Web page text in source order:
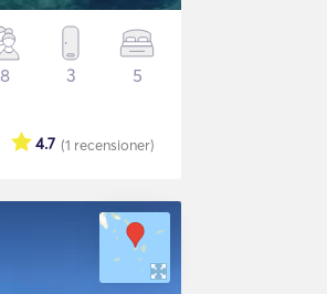
8 3 5
(1 recensioner)
4.7